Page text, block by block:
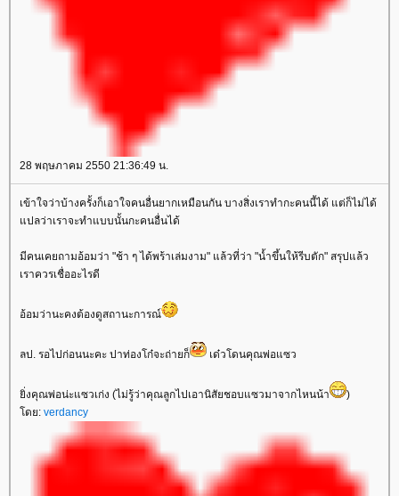
28 พฤษภาคม 2550 21:36:49 น.
เข้าใจว่าบ้างครั้งก็เอาใจคนอื่นยากเหมือนกัน บางสิ่งเราทำกะคนนี้ได้ แต่ก็ไม่ได้
ปลว่าเราจะทำแบบนั้นกะคนอื่นได้
มีคนเคยถามอ้อมว่า "ช้า ๆ ได้พร้าเล่มงาม" แล้วที่ว่า "น้ำขึ้นให้รีบตัก" สรุปแล้ว
เราควรเชื่ออะไรดี
อ้อมว่านะคงต้องดูสถานะการณ์
ลป. รอไปก่อนนะคะ ปาท่องโก๋จะถ่ายก็ เด๋วโดนคุณพ่อแซว
ิ่งคุณพ่อน่ะแซวเก่ง (ไม่รู้ว่าคุณลูกไปเอานิสัยชอบแซวมาจากไหนน้า
)
ดย: verdancy